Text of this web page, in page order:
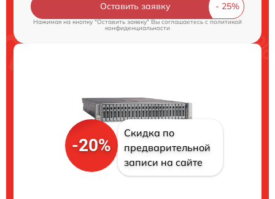
Оставить заявку
Нажимая на кнопку "Оставить заявку" Вы соглашаетесь cполитикой
конфиденциальности
-20%
Скидка по
предварительной
записи на сайте